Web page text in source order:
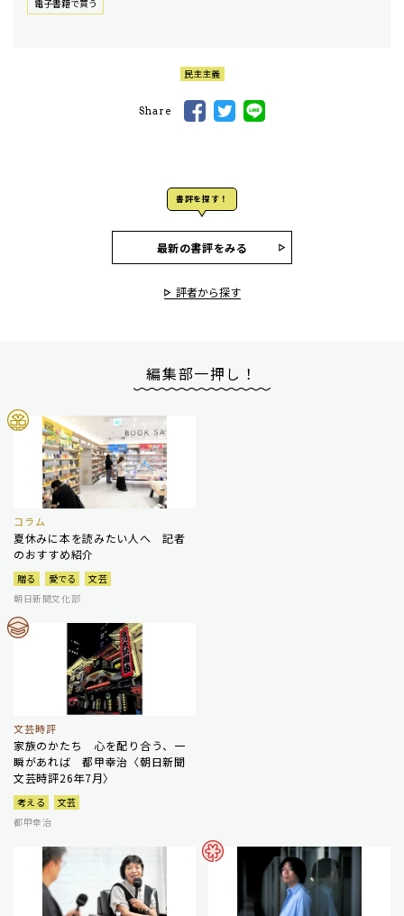
電⼦書籍で買う
民主主義
Share
書評を探す！
最新の書評をみる
評者から探す
編集部一押し！
コラム
夏休みに本を読みたい人へ 記者
のおすすめ紹介
贈る 愛でる
文芸
朝日新聞文化部
文芸時評
家族のかたち 心を配り合う、一
瞬があれば 都甲幸治〈朝日新聞
文芸時評26年7月〉
考える
文芸
都甲幸治